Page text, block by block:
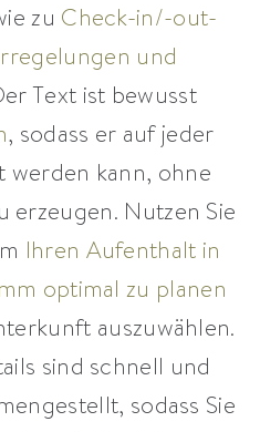
zu Check-in/-out-
und
Text ist bewusst
, sodass er auf jeder
werden kann, ohne
erzeugen. Nutzen Sie
Ihren Aufenthalt in
optimal zu planen
auszuwählen.
sind schnell und
sodass Sie